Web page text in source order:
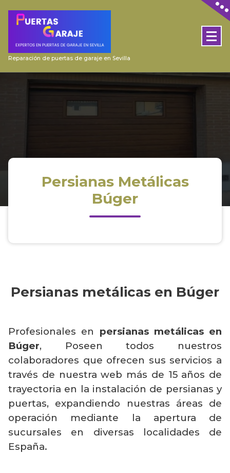
Reparación de puertas de garaje en Sevilla
Persianas Metálicas
Búger
Persianas metálicas en Búger
Profesionales en persianas metálicas en
Búger, Poseen todos nuestros
colaboradores que ofrecen sus servicios a
través de nuestra web más de 15 años de
trayectoria en la instalación de persianas y
puertas, expandiendo nuestras áreas de
operación mediante la apertura de
sucursales en diversas localidades de
España.